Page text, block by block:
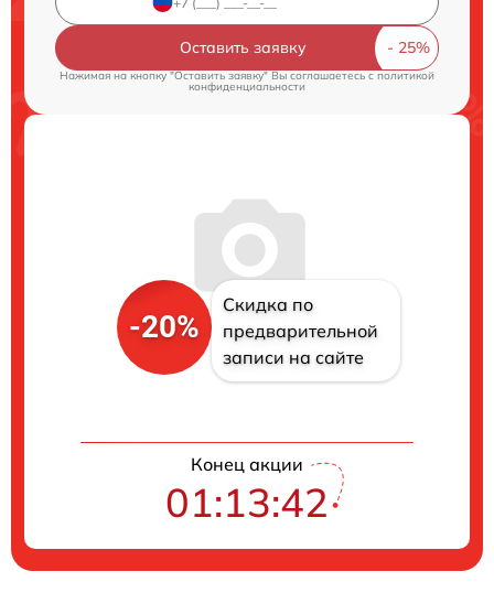
Оставить заявку
Нажимая на кнопку "Оставить заявку" Вы соглашаетесь cполитикой
конфиденциальности
-20%
Скидка по
предварительной
записи на сайте
Конец акции
01:13:41